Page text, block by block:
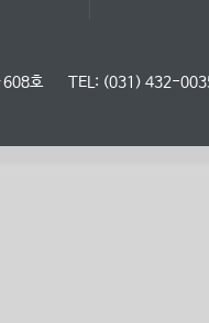
608호 TEL: (031) 432-